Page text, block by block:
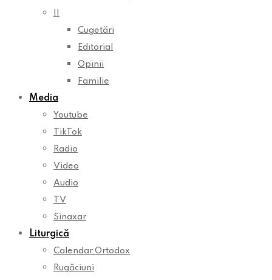
Cugetări
Editorial
Opinii
Familie
Media
Youtube
TikTok
Radio
Video
Audio
TV
Sinaxar
Liturgică
Calendar Ortodox
Rugăciuni